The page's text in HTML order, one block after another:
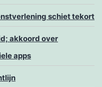
schiet tekort
akkoord over
apps